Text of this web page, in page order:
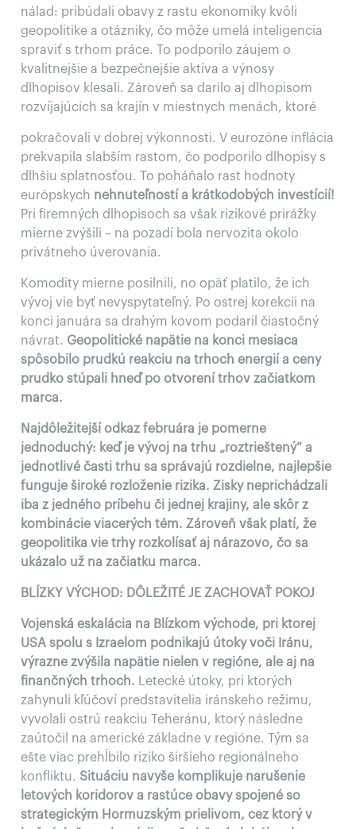
nálad: pribúdali obavy z rastu ekonomiky kvôli
geopolitike a otázniky, čo môže umelá inteligencia
spraviť s trhom práce. To podporilo záujem o
kvalitnejšie a bezpečnejšie aktíva a výnosy
dlhopisov klesali. Zároveň sa darilo aj dlhopisom
rozvíjajúcich sa krajín v miestnych menách, ktoré
pokračovali v dobrej výkonnosti. V eurozóne inflácia
prekvapila slabším rastom, čo podporilo dlhopisy s
dlhšiu splatnosťou. To poháňalo rast hodnoty
európskych nehnuteľností a krátkodobých investícií!
Pri firemných dlhopisoch sa však rizikové prirážky
mierne zvýšili – na pozadí bola nervozita okolo
privátneho úverovania.
Komodity mierne posilnili, no opäť platilo, že ich
vývoj vie byť nevyspytateľný. Po ostrej korekcii na
konci januára sa drahým kovom podaril čiastočný
návrat. Geopolitické napätie na konci mesiaca
spôsobilo prudkú reakciu na trhoch energií a ceny
prudko stúpali hneď po otvorení trhov začiatkom
marca.
Najdôležitejší odkaz februára je pomerne
jednoduchý: keď je vývoj na trhu „roztrieštený“ a
jednotlivé časti trhu sa správajú rozdielne, najlepšie
funguje široké rozloženie rizika. Zisky neprichádzali
iba z jedného príbehu či jednej krajiny, ale skôr z
kombinácie viacerých tém. Zároveň však platí, že
geopolitika vie trhy rozkolísať aj nárazovo, čo sa
ukázalo už na začiatku marca.
BLÍZKY VÝCHOD: DÔLEŽITÉ JE ZACHOVAŤ POKOJ
Vojenská eskalácia na Blízkom východe, pri ktorej
USA spolu s Izraelom podnikajú útoky voči Iránu,
výrazne zvýšila napätie nielen v regióne, ale aj na
finančných trhoch.
Letecké útoky, pri ktorých
zahynuli kľúčoví predstavitelia iránskeho režimu,
vyvolali ostrú reakciu Teheránu, ktorý následne
zaútočil na americké základne v regióne. Tým sa
ešte viac prehĺbilo riziko širšieho regionálneho
konfliktu. Situáciu navyše komplikuje narušenie
letových koridorov a rastúce obavy spojené so
strategickým Hormuzským prielivom, cez ktorý v